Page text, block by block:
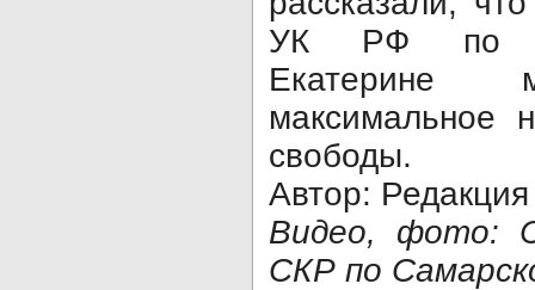
УК РФ по
Екатерине
максимальное
свободы.
Автор:
Видео, фото:
СКР по